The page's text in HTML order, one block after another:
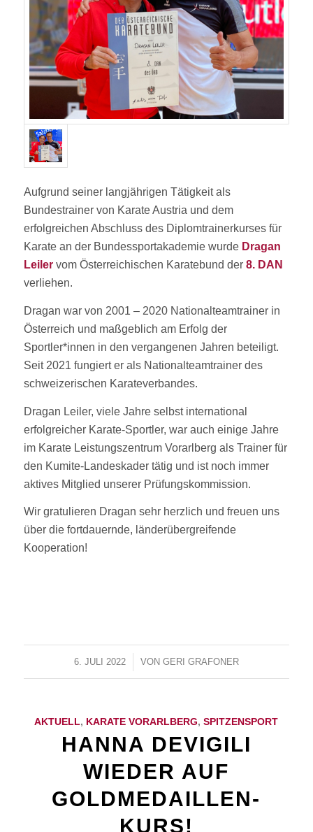
Aufgrund seiner langjährigen Tätigkeit als
Bundestrainer von Karate Austria und dem
erfolgreichen Abschluss des Diplomtrainerkurses für
Karate an der Bundessportakademie wurde Dragan
Leilervom Österreichischen Karatebund der 8. DAN
verliehen.
Dragan war von 2001 – 2020 Nationalteamtrainer in
Österreich und maßgeblich am Erfolg der
Sportler*innen in den vergangenen Jahren beteiligt.
Seit 2021 fungiert er als Nationalteamtrainer des
schweizerischen Karateverbandes.
Dragan Leiler, viele Jahre selbst international
erfolgreicher Karate-Sportler, war auch einige Jahre
im Karate Leistungszentrum Vorarlberg als Trainer für
den Kumite-Landeskader tätig und ist noch immer
aktives Mitglied unserer Prüfungskommission.
Wir gratulieren Dragan sehr herzlich und freuen uns
über die fortdauernde, länderübergreifende
Kooperation!
6. JULI 2022
/ VON GERI GRAFONER
AKTUELL, KARATE VORARLBERG,SPITZENSPORT
HANNA DEVIGILI
WIEDER AUF
GOLDMEDAILLEN-
KURS!